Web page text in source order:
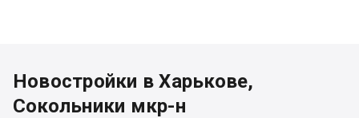
Новостройки в Харькове,
Сокольники мкр-н